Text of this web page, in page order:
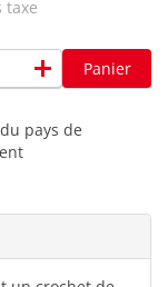
taxe
add Panier
pays de